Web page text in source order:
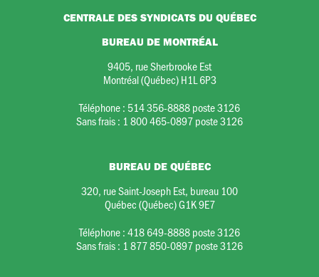
CENTRALE DES SYNDICATS DU QUÉBEC
BUREAU DE MONTRÉAL
9405, rue Sherbrooke Est
Montréal (Québec) H1L 6P3
Téléphone : 514 356-8888 poste 3126
Sans frais : 1 800 465-0897 poste 3126
BUREAU DE QUÉBEC
320, rue Saint-Joseph Est, bureau 100
Québec (Québec) G1K 9E7
Téléphone :418 649-8888 poste 3126
Sans frais : 1 877 850-0897 poste 3126